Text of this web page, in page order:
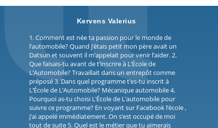
Kervens Valerius
1. Comment est née ta passion pour le monde de
l’automobile? Quand j’étais petit mon père avait un
Datsun et souvent il m’appelait pour venir l’aider. 2.
Que faisais-tu avant de t’inscrire à L’École de
L’Automobile? Travaillait dans un entrepôt comme
préposé 3. Dans quel programme t’es-tu inscrit à
L’École de L’Automobile? Mécanique automobile 4.
Pourquoi as-tu choisi L’École de L’automobile pour
suivre ce programme? En voyant sur Facebook l’école ,
j’ai appelé immédiatement. On s’est occupé de moi
tout de suite 5. Quel est le métier que tu aimerais